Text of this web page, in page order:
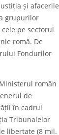
și afacerile
grupurilor
pe sectorul
romă. De
Fondurilor
român
de
în cadrul
Tribunalelor
libertate (8 mil.